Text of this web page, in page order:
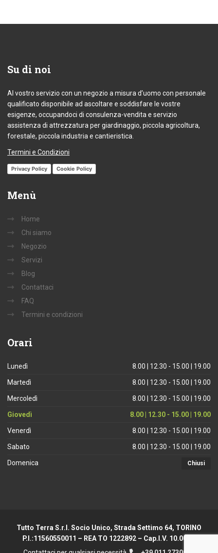
Su di noi
Al vostro servizio con un negozio a misura d’uomo con personale
qualificato disponibile ad ascoltare e soddisfare le vostre
esigenze, occupandoci di consulenza-vendita e servizio
assistenza di attrezzatura per giardinaggio, piccola agricoltura,
forestale, piccola industria e cantieristica.
Termini e Condizioni
Privacy Policy Cookie Policy
Menù
Home
Chi siamo
Negozio
Servizi
Blog
Contattaci
FAQ
Termini e condizioni
Orari
Lunedì 8.00 | 12.30 - 15.00 | 19.00
Martedì 8.00 | 12.30 - 15.00 | 19.00
Mercoledì 8.00 | 12.30 - 15.00 | 19.00
Giovedì 8.00 | 12.30 - 15.00 | 19.00
Venerdì 8.00 | 12.30 - 15.00 | 19.00
Sabato 8.00 | 12.30 - 15.00 | 19.00
Domenica Chiusi
Tutto Terra S.r.l. Socio Unico, Strada Settimo 64, TORINO
P.I.:11560550011 – REA TO 1222892 – Cap.I.V. 10.000 €